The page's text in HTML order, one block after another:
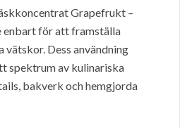
Grapefrukt –
enbart för att framställa
Dess användning
spektrum av kulinariska
bakverk och hemgjorda